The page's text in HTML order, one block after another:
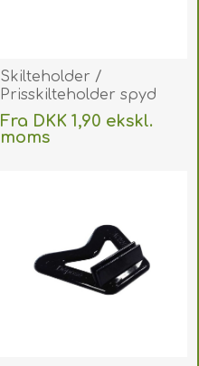
Skilteholder /
Prisskilteholder spyd
rustfri stål 70 mm.
60270150
Fra DKK 1,90 ekskl.
moms